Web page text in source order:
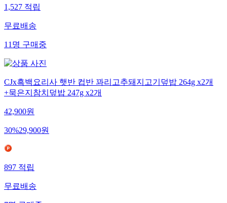
1,527적립
무료배송
11명구매중
CJx흑백요리사 햇반 컵반 꽈리고추돼지고기덮밥 264g x2개
+묵은지참치덮밥 247g x2개
42,900원
30%29,900원
897적립
무료배송